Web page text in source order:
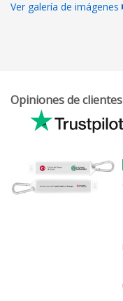
Ver galería de imágenes
Opiniones de